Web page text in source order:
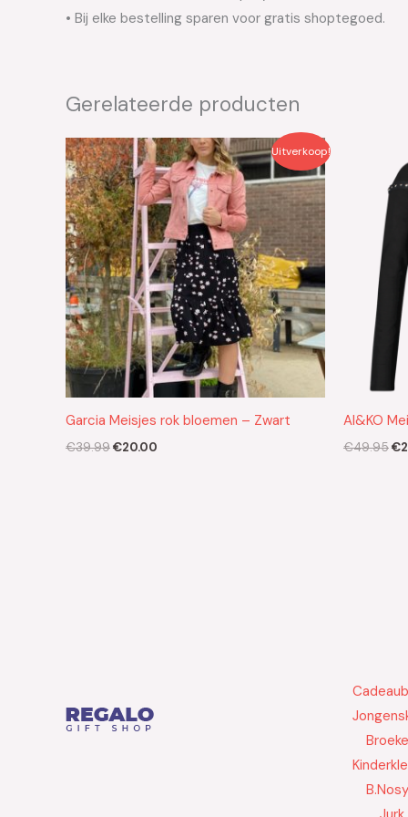
• Bij elke bestelling sparen voor gratis shoptegoed.
Gerelateerde producten
Uitverkoop!
Garcia Meisjes rok bloemen – Zwart
€39.99
Oorspronkelijke
prijs
was:
€39.99.
€20.00
Huidige
prijs
is:
€20.00.
AI&KO
€49.95€
B.Nosy